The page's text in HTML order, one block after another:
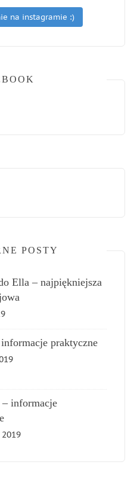
na instagramie :)
POSTY
Ella – najpiękniejsza
praktyczne
informacje